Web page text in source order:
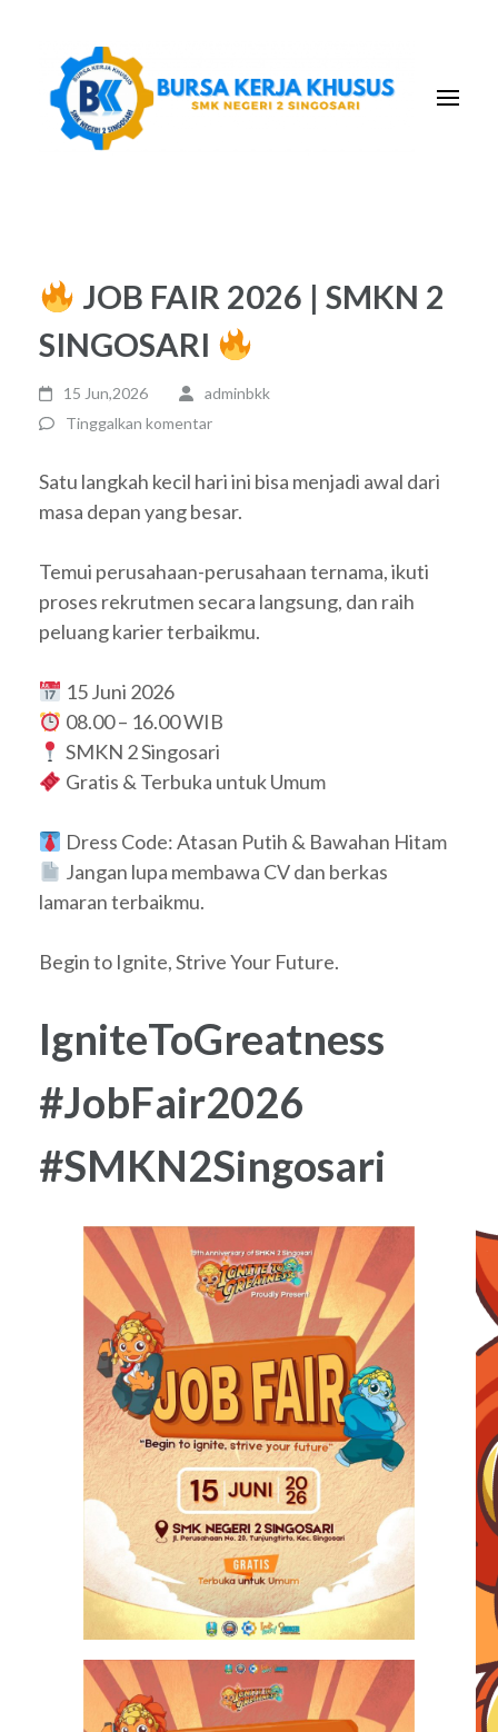
konten
(Tekan
JOB FAIR 2026 | SMKN 2
SINGOSARI
15 Jun,2026
adminbkk
Tinggalkan komentar
Satu langkah kecil hari ini bisa menjadi awal dari
masa depan yang besar.
Temui perusahaan-perusahaan ternama, ikuti
proses rekrutmen secara langsung, dan raih
peluang karier terbaikmu.
15 Juni 2026
08.00 – 16.00 WIB
SMKN 2 Singosari
Gratis & Terbuka untuk Umum
Dress Code: Atasan Putih & Bawahan Hitam
Jangan lupa membawa CV dan berkas
lamaran terbaikmu.
Begin to Ignite, Strive Your Future.
IgniteToGreatness
#JobFair2026
#SMKN2Singosari